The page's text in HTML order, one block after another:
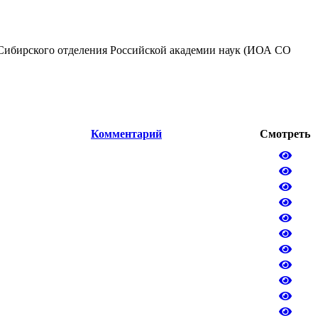
отделения Российской академии наук (ИОА СО
Комментарий
Смотреть